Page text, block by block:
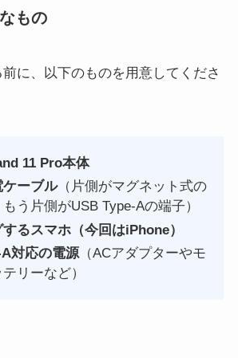
もの
に、以下のものを用意してくださ
11 Pro本体
ケーブル（片側がマグネット式の
う片側がUSB Type-Aの端子）
るスマホ（今回はiPhone）
対応の電源（ACアダプターやモ
リーなど）